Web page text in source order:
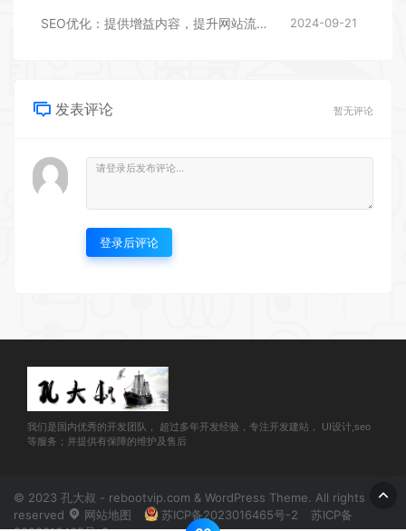
SEO优化：提供增益内容，提升网站流量与排名 2024-09-21
发表评论 暂无评论
登录后评论
我们是国内优秀的开发团队， 超过多年开发经验，专注开发建站， UI设计,seo
等服务；并提供有保障的维护及售后
© 2023 孔大叔 - rebootvip.com & WordPress Theme. All rights
reserved
网站地图 苏ICP备2023016465号-2
苏ICP备